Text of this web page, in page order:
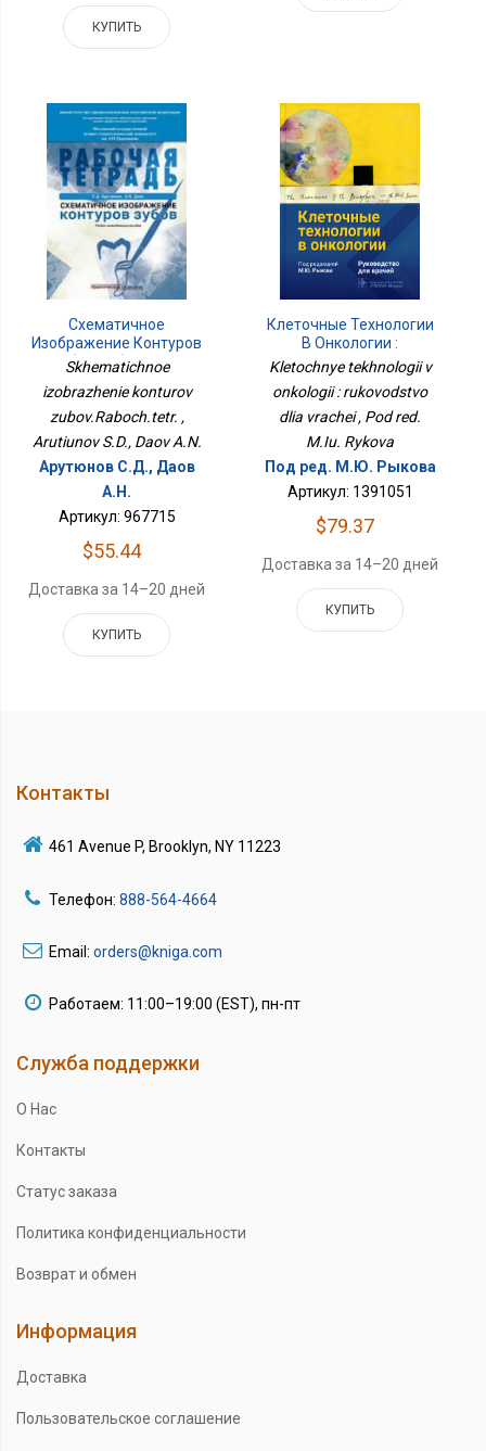
КУПИТЬ
Схематичное
Изображение Контуров
Зубов.Рабоч.тетр.
Skhematichnoe
izobrazhenie konturov
zubov.Raboch.tetr. ,
Arutiunov S.D., Daov A.N.
Арутюнов С.Д., Даов
А.Н.
Артикул: 967715
$55.44
Доставка за 14–20 дней
КУПИТЬ
Клеточные Технологии
В Онкологии :
Руководство Для
Врачей
Kletochnye tekhnologii v
onkologii : rukovodstvo
dlia vrachei , Pod red.
M.Iu. Rykova
Под ред. М.Ю. Рыкова
Артикул: 1391051
$79.37
Доставка за 14–20 дней
КУПИТЬ
Контакты
461 Avenue P, Brooklyn, NY 11223
Телефон: 888-564-4664
Email: orders@kniga.com
Работаем: 11:00–19:00 (EST), пн-пт
Служба поддержки
О Нас
Контакты
Статус заказа
Политика конфиденциальности
Возврат и обмен
Информация
Доставка
Пользовательское соглашение